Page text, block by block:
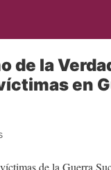
de la
en